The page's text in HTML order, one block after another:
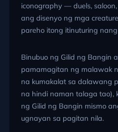
iconography — duels,
ang disenyo ng mga
pareho itong itinuturing nang
Binubuo ng Gilid ng Bangin
pamamagitan ng malawak
na kumakalat sa dalawang
na hindi naman talaga tao),
ng Gilid ng Bangin mismo
ugnayan sa pagitan nila.